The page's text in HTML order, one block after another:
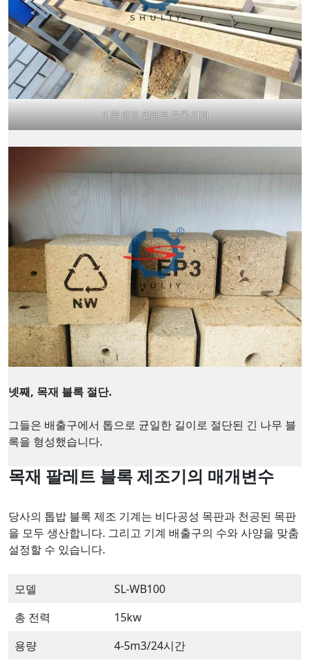
이중 헤드 팔레트 블록 기계
넷째, 목재 블록 절단.
그들은 배출구에서 톱으로 균일한 길이로 절단된 긴 나무 블
록을 형성했습니다.
목재 팔레트 블록 제조기의 매개변수
당사의 톱밥 블록 제조 기계는 비다공성 목판과 천공된 목판
을 모두 생산합니다. 그리고 기계 배출구의 수와 사양을 맞춤
설정할 수 있습니다.
모델
SL-WB100
총 전력
15kw
용량
4-5m3/24시간